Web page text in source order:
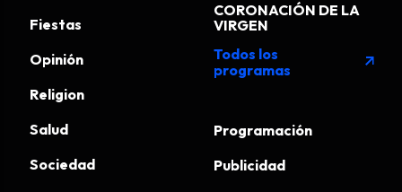
Fiestas
Opinión
Religion
Salud
Sociedad
CORONACIÓN DE LA
VIRGEN
Todos los
programas
arrow_outward
Programación
Publicidad